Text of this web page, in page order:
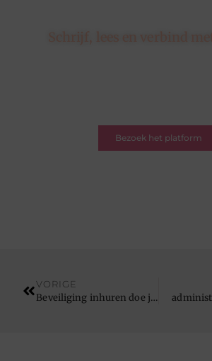
Bezoek het platform
VORIGE
Beveiliging inhuren doe je heb best bij securityservice.nl